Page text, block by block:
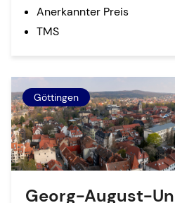
Anerkannter Preis
TMS
Göttingen
Georg-August-